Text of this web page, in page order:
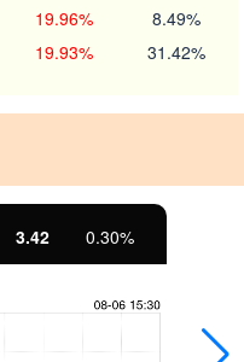
19.96% 8.49%
19.93% 31.42%
3.42 0.30%